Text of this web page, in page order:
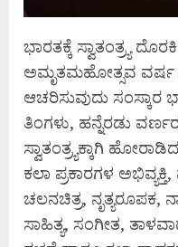
ಭಾರತಕ್ಕೆ ಸ್ವಾತಂತ್ರ್ಯ
ಅಮೃತಮಹೋತ್ಸವ ವರ್ಷ
ಆಚರಿಸುವುದು ಸಂಸ್ಕಾರ
ತಿಂಗಳು, ಹನ್ನೆರಡು
ಸ್ವಾತಂತ್ರ್ಯಕ್ಕಾಗಿ
ಕಲಾ ಪ್ರಕಾರಗಳ
ಚಲನಚಿತ್ರ,
ಸಾಹಿತ್ಯ, ಸಂಗೀತ,